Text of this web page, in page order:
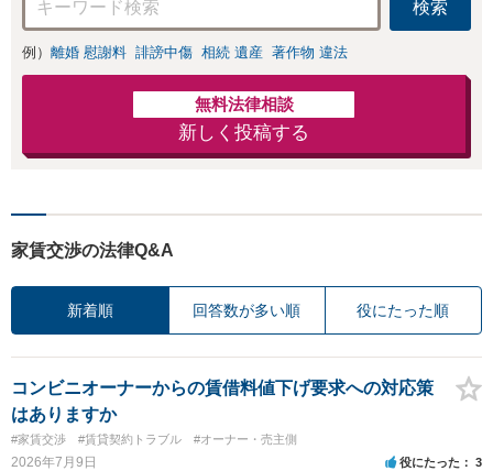
検索
例） 離婚 慰謝料 誹謗中傷 相続 遺産 著作物 違法
無料法律相談
新しく投稿する
家賃交渉の法律Q&A
新着順 回答数が多い順 役にたった順
コンビニオーナーからの賃借料値下げ要求への対応策
はありますか
#家賃交渉 #賃貸契約トラブル #オーナー・売主側
2026年7月9日 役にたった 3